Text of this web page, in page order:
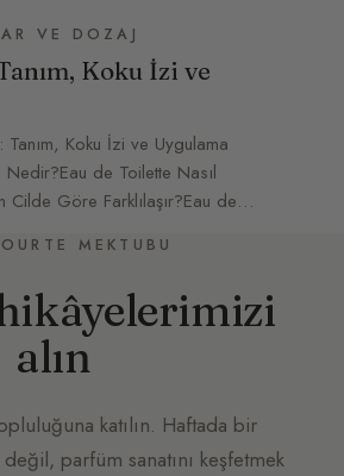
VE DOZAJ
Koku İzi ve
Koku İzi ve Uygulama
de Toilette Nasıl
Cilde Göre Farklılaşır?Eau de…
MEKTUBU
alın
katılın. Haftada bir
parfüm sanatını keşfetmek